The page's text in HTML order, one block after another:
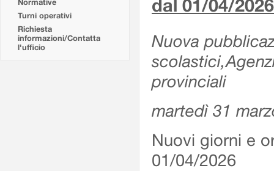
Normative
Turni operativi
Richiesta
informazioni/Contatta
l'ufficio
dal 01/04/2026
Nuova
provinciali
martedì 31
Nuovi giorni e
01/04/2026